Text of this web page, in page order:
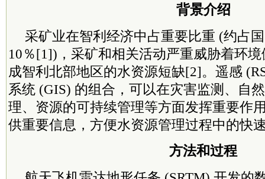
背景介绍
采矿业在智利经济中占重要比重 (约占
10％[1])，采矿和相关活动严重威胁着环
成智利北部地区的水资源短缺[2]。遥感
系统 (GIS) 的组合，可以在灾害监测、自
理、资源的可持续管理等方面发挥重要作
供重要信息，方便水资源管理过程中的快
方法和过程